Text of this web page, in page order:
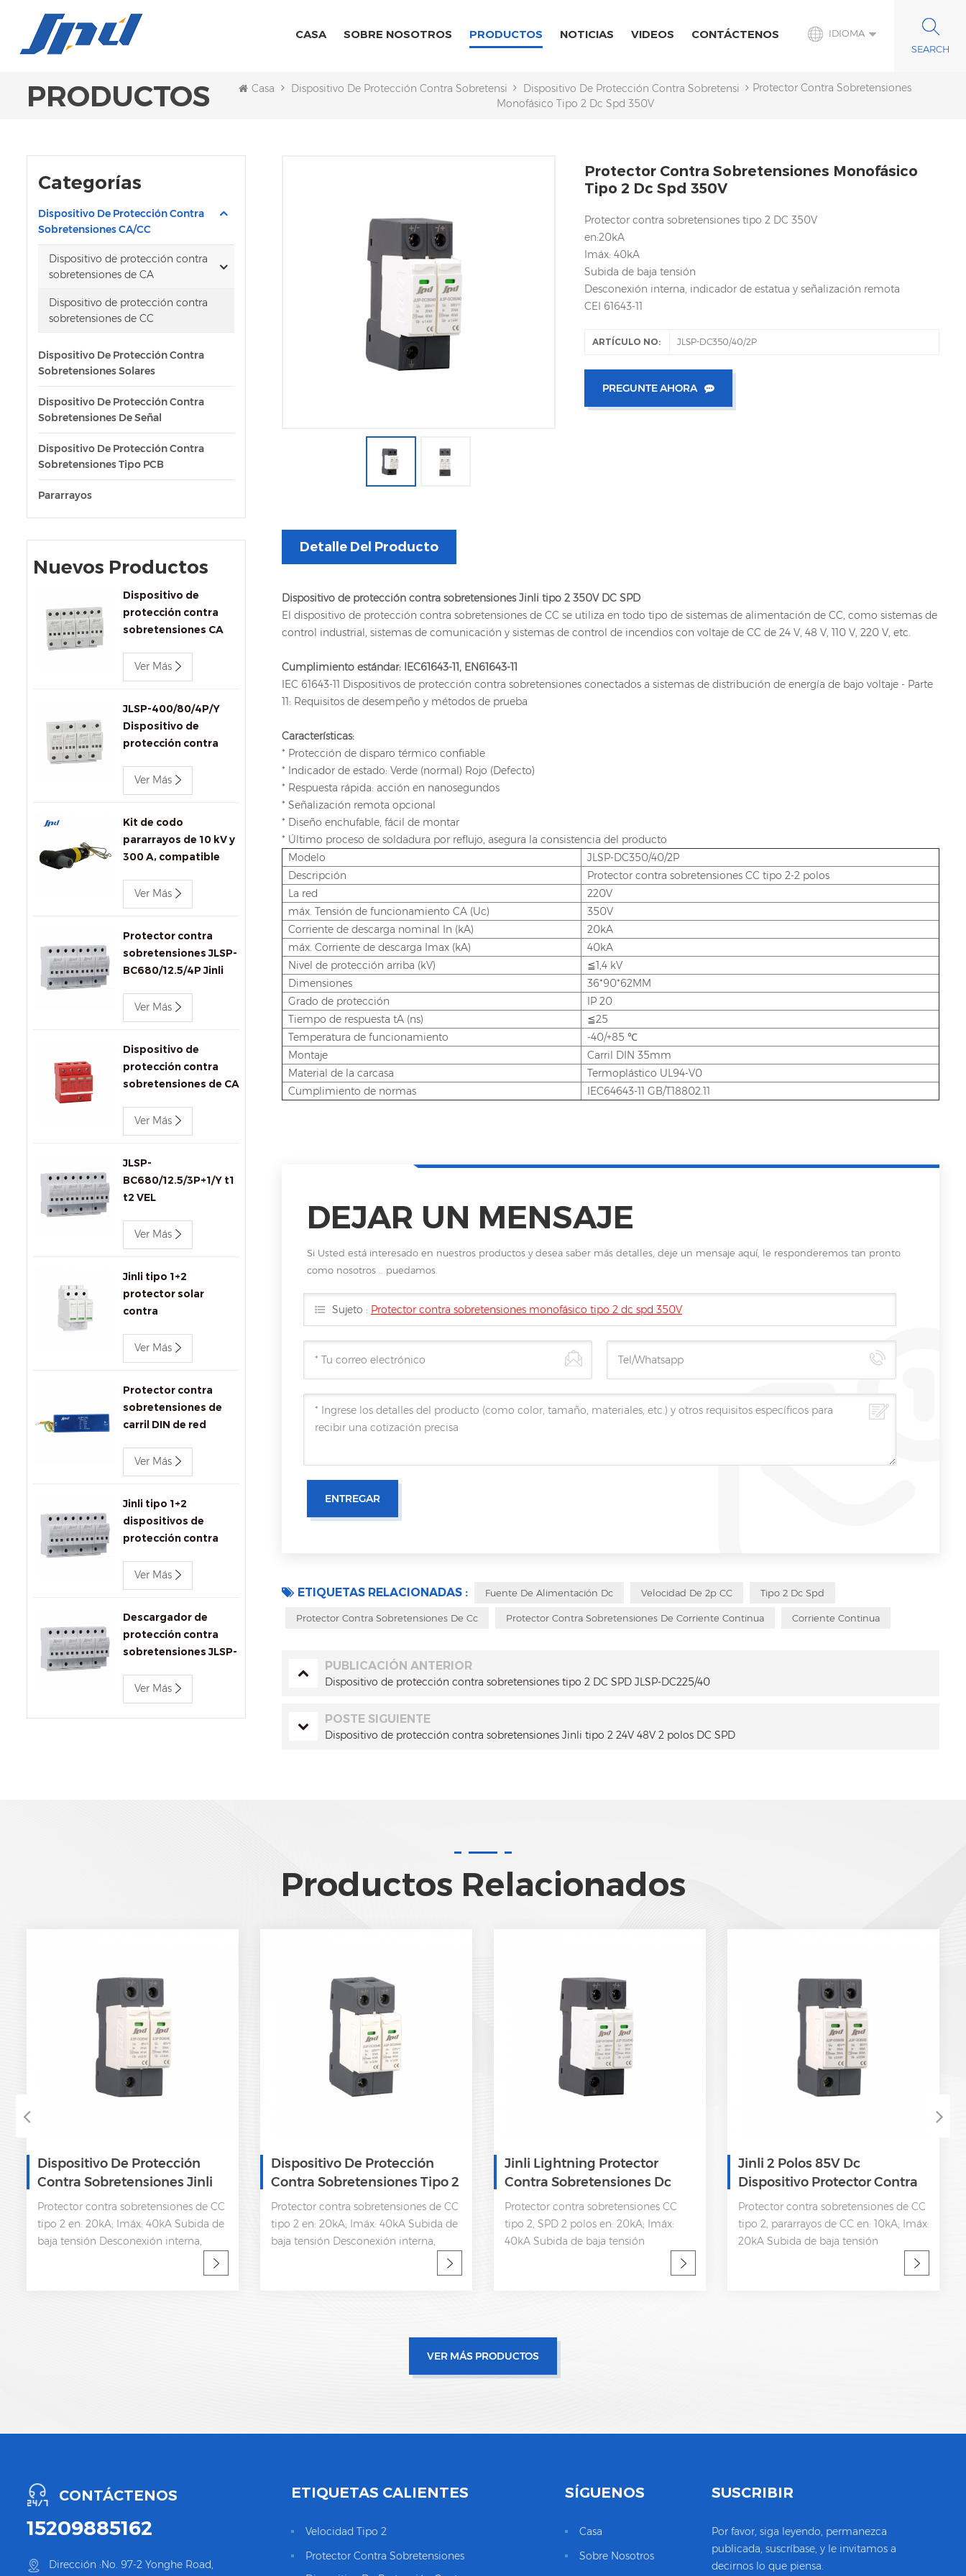
IDIOMA
CASA SOBRE NOSOTROS PRODUCTOS NOTICIAS VIDEOS CONTÁCTENOS
PRODUCTOS Casa Dispositivo De Protección Contra Sobretensiones CA/CCDispositivo De Protección Contra Sobretensiones De CCProtector Contra Sobretensiones
Monofásico Tipo 2 Dc Spd 350V
Categorías
Dispositivo De Protección Contra
Sobretensiones CA/CC
Dispositivo de protección contra
sobretensiones de CA
Dispositivo de protección contra
sobretensiones de CC
Dispositivo De Protección Contra
Sobretensiones Solares
Dispositivo De Protección Contra
Sobretensiones De Señal
Dispositivo De Protección Contra
Sobretensiones Tipo PCB
Pararrayos
Nuevos Productos
Dispositivo de
protección contra
sobretensiones CA
400/100/4P de 400 V
y 100 kA
Ver Más
JLSP-400/80/4P/Y
Dispositivo de
protección contra
Jinli de 400 V y 80 kA
con señalización
Ver Más
Kit de codo
pararrayos de 10 kV y
300 A, compatible
transformadores y
conectores.
Ver Más
Protector contra
sobretensiones JLSP-
BC680/12.5/4P Jinli
Ver Más
Dispositivo de
protección contra
sobretensiones de CA
SPD JLSP-
GA440/80/4P
Ver Más
JLSP-
BC680/12.5/3P+1/Y t1
t2 VEL
Ver Más
Jinli tipo 1+2
protector solar
contra
1000V DC SPD
Ver Más
Protector contra
sobretensiones de
carril DIN de red
1000Mbps
Ver Más
Jinli tipo 1+2
dispositivos de
protección contra
680V
Ver Más
Descargador de
protección contra
sobretensiones JLSP-
Ver Más
Protector Contra Sobretensiones Monofásico
Tipo 2 Dc Spd 350V
Protector contra sobretensiones tipo 2 DC 350V
en:20kA
Imáx: 40kA
Subida de baja tensión
Desconexión interna, indicador de estatua y señalización remota
CEI 61643-11
ARTÍCULO NO: JLSP-DC350/40/2P
PREGUNTE AHORA
Detalle Del Producto
Dispositivo de protección contra sobretensiones Jinli tipo 2 350V DC SPD
El dispositivo de protección contra sobretensiones de CC se utiliza en todo tipo de sistemas de alimentación de CC, como sistemas de
control industrial, sistemas de comunicación y sistemas de control de incendios con voltaje de CC de 24 V, 48 V, 110 V, 220 V, etc.
Cumplimiento estándar: IEC61643-11, EN61643-11
IEC 61643-11 Dispositivos de protección contra sobretensiones conectados a sistemas de distribución de energía de bajo voltaje - Parte
11: Requisitos de desempeño y métodos de prueba
Características:
* Protección de disparo térmico confiable
* Indicador de estado: Verde (normal) Rojo (Defecto)
* Respuesta rápida: acción en nanosegundos
* Señalización remota opcional
* Diseño enchufable, fácil de montar
* Último proceso de soldadura por reflujo, asegura la consistencia del producto
Modelo
JLSP-DC350/40/2P
Descripción
Protector contra sobretensiones CC tipo 2-2 polos
La red
220V
máx. Tensión de funcionamiento CA (Uc)
350V
Corriente de descarga nominal In (kA)
20kA
máx. Corriente de descarga Imax (kA)
40kA
Nivel de protección arriba (kV)
≦1,4 kV
Dimensiones
36*90*62MM
Grado de protección
IP 20
Tiempo de respuesta tA (ns)
≦25
Temperatura de funcionamiento
-40/+85 ℃
Montaje
Carril DIN 35mm
Material de la carcasa
Termoplástico UL94-V0
Cumplimiento de normas
IEC64643-11 GB/T18802.11
DEJAR UN MENSAJE
Si Usted está interesado en nuestros productos y desea saber más detalles, deje un mensaje aquí, le responderemos tan pronto
como nosotros .. puedamos.
Sujeto : Protector contra sobretensiones monofásico tipo 2 dc spd 350V
ETIQUETAS RELACIONADAS : Fuente De Alimentación Dc Velocidad De 2p CC Tipo 2 Dc Spd
Protector Contra Sobretensiones De Cc Protector Contra Sobretensiones De Corriente Continua Corriente Continua
PUBLICACIÓN ANTERIOR
Dispositivo de protección contra sobretensiones tipo 2 DC SPD JLSP-DC225/40
POSTE SIGUIENTE
Dispositivo de protección contra sobretensiones Jinli tipo 2 24V 48V 2 polos DC SPD
Productos Relacionados
Dispositivo De Protección
Contra Sobretensiones Jinli
Tipo 2 24V 48V 2 Polos DC
SPD
Protector contra sobretensiones de CC
tipo 2 en: 20kA; Imáx: 40kA Subida de
baja tensión Desconexión interna,
remota CEI 61643-11 Fábrica OEM y
Dispositivo De Protección
Contra Sobretensiones Tipo 2
DC SPD JLSP-DC225/40
Protector contra sobretensiones de CC
tipo 2 en: 20kA; Imáx: 40kA Subida de
baja tensión Desconexión interna,
remota CEI 61643-11 Fábrica de SPD,
Jinli Lightning Protector
Contra Sobretensiones Dc
Spd 2 Polos
Protector contra sobretensiones CC
tipo 2, SPD 2 polos en: 20kA; Imáx:
40kA Subida de baja tensión
Jinli 2 Polos 85V Dc
Dispositivo Protector Contra
Sobretensiones
Protector contra sobretensiones de CC
tipo 2, pararrayos de CC en: 10kA; Imáx:
20kA Subida de baja tensión
VER MÁS PRODUCTOS
SUSCRIBIR
Por favor, siga leyendo, permanezca
publicada, suscríbase, y le invitamos a
decirnos lo que piensa.
CONTÁCTENOS
15209885162
Dirección :No. 97-2 Yonghe Road,
ETIQUETAS CALIENTES
Velocidad Tipo 2
Protector Contra Sobretensiones
SÍGUENOS
Casa
Sobre Nosotros